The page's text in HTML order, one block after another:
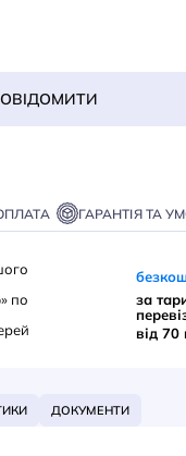
ГАРАНТІЯ ТА
по
за
від 70
ДОКУМЕНТИ